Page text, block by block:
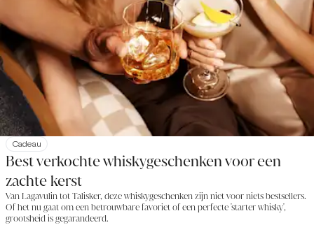
Cadeau
Best verkochte whiskygeschenken voor een
zachte kerst
Van Lagavulin tot Talisker, deze whiskygeschenken zijn niet voor niets bestsellers.
Of het nu gaat om een betrouwbare favoriet of een perfecte 'starter whisky',
grootsheid is gegarandeerd.